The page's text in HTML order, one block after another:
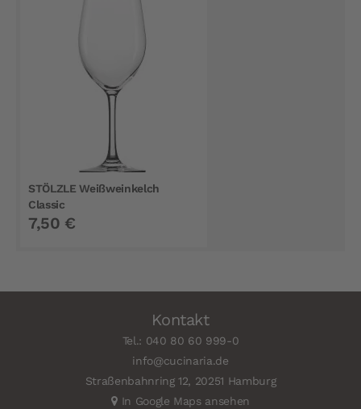
STÖLZLE Weißweinkelch
Classic
7,50 €
Kontakt
Tel.: 040 80 60 999-0
info@cucinaria.de
Straßenbahnring 12, 20251 Hamburg
In Google Maps ansehen